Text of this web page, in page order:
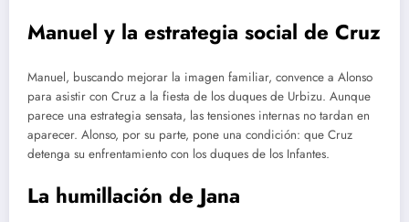
Manuel y la estrategia social de Cruz
Manuel, buscando mejorar la imagen familiar, convence a Alonso
para asistir con Cruz a la fiesta de los duques de Urbizu. Aunque
parece una estrategia sensata, las tensiones internas no tardan en
aparecer. Alonso, por su parte, pone una condición: que Cruz
detenga su enfrentamiento con los duques de los Infantes.
La humillación de Jana